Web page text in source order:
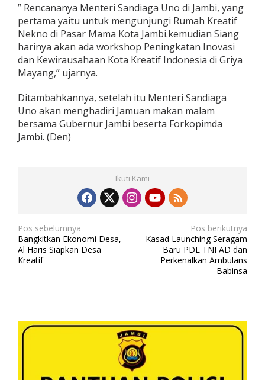
” Rencananya Menteri Sandiaga Uno di Jambi, yang
pertama yaitu untuk mengunjungi Rumah Kreatif
Nekno di Pasar Mama Kota Jambi.kemudian Siang
harinya akan ada workshop Peningkatan Inovasi
dan Kewirausahaan Kota Kreatif Indonesia di Griya
Mayang,” ujarnya.
Ditambahkannya, setelah itu Menteri Sandiaga
Uno akan menghadiri Jamuan makan malam
bersama Gubernur Jambi beserta Forkopimda
Jambi. (Den)
Ikuti Kami
N
a
v
s
Pos sebelumnya
Bangkitkan Ekonomi Desa,
Al Haris Siapkan Desa
Kreatif
Pos berikutnya
Kasad Launching Seragam
Baru PDL TNI AD dan
Perkenalkan Ambulans
Babinsa